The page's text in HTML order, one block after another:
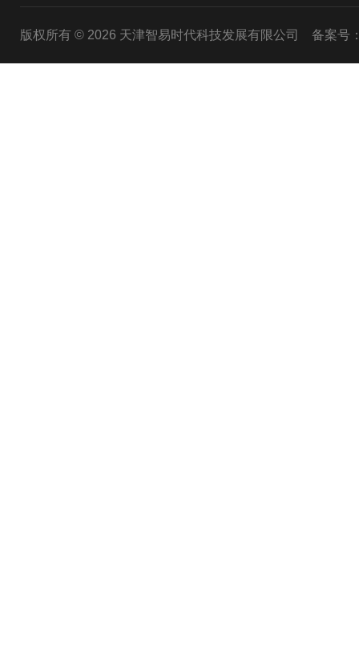
版权所有 © 2026 天津智易时代科技发展有限公司 备案号